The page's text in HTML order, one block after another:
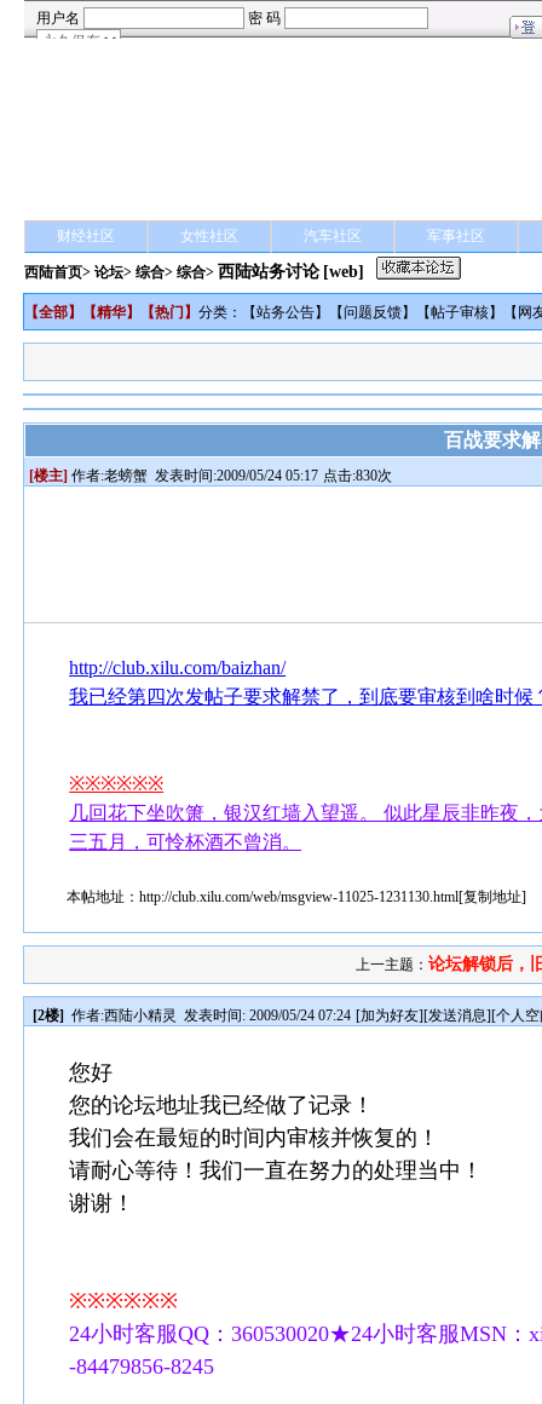
财经社区 女性社区 汽车社区 军事社区
西陆首页>论坛>综合> 综合> 西陆站务讨论 [web]
【全部】【精华】【热门 】分类：【站务公告】【问题反馈】【帖子审核】【 网
百战要求
[楼主] 作者:老螃蟹 发表时间:2009/05/24 05:17 点击:830次
http://club.xilu.com/baizhan/
我已经第四次发帖子要求解禁了，到底要审核到啥时候
※※※※※※
几回花下坐吹箫，银汉红墙入望遥。 似此星辰非昨夜
三五月，可怜杯酒不曾消。
本帖地址：http://club.xilu.com/web/msgview-11025-1231130.html[复制地址]
上一主题： 论坛解锁后，
[2楼] 作者:西陆小精灵 发表时间: 2009/05/24 07:24 [加为好友][发送消息][个人
您好
您的论坛地址我已经做了记录！
我们会在最短的时间内审核并恢复的！
请耐心等待！我们一直在努力的处理当中！
谢谢！
※※※※※※
24小时客服QQ：360530020★24小时客服MSN
-84479856-8245